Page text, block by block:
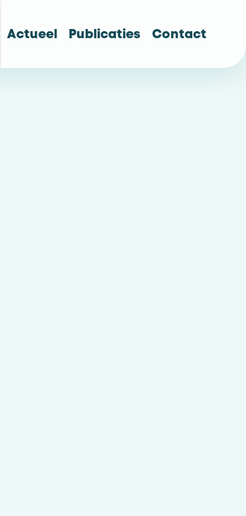
Actueel Publicaties Contact